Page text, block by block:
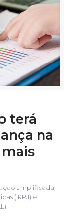
terá
na
simplificada
(IRPJ) e